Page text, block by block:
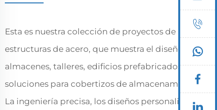
Esta es nuestra colección de proyectos de
estructuras de acero, que muestra el diseño de
almacenes, talleres, edificios prefabricados y
soluciones para cobertizos de almacenamiento.
La ingeniería precisa, los diseños personalizados y